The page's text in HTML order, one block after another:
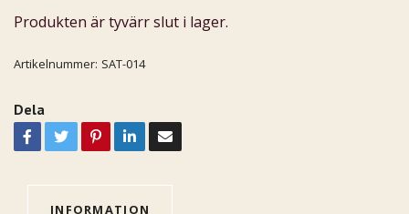
Produkten är tyvärr slut i lager.
Artikelnummer: SAT-014
Dela
INFORMATION